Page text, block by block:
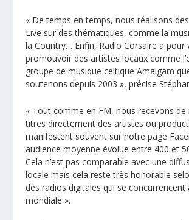
« De temps en temps, nous réalisons
Live sur des thématiques, comme la
la Country… Enfin, Radio Corsaire a pour
promouvoir des artistes locaux comme
groupe de musique celtique Amalgam
soutenons depuis 2003 », précise
« Tout comme en FM, nous recevons
titres directement des artistes ou
manifestent souvent sur notre page
audience moyenne évolue entre 400 et
Cela n’est pas comparable avec une
locale mais cela reste très honorable
des radios digitales qui se concurrencent
mondiale ».